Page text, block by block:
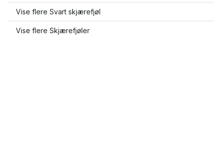
Vise flere Svart skjærefjøl
Vise flere Skjærefjøler